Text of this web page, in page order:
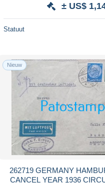
± US$
Statuut
Nieuw
262719 GERMANY
CANCEL YEAR 1936